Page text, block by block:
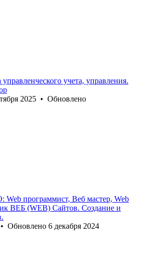
управленческого учета, управления.
2025 • Обновлено
Web программист, Веб мастер, Web
ВЕБ (WEB) Сайтов. Создание и
• Обновлено 6 декабря 2024